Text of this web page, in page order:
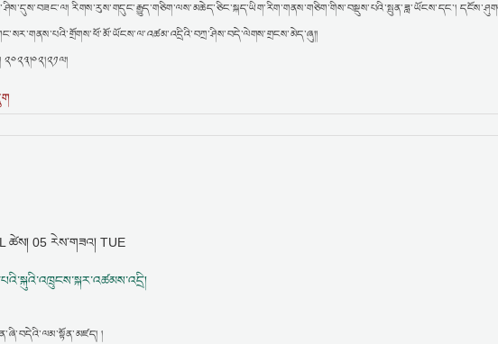
རིགས་རུས་གདུང་རྒྱུད་གཅིག་ལས་མཆེད་ཅིང་སྐད་ཡིག་རིག་གནས་གཅིག་གིས་བསྡུས་པའི་སྤུན་ཟླ་ཡོངས་དང་།
ཚེས། 05 རེས་གཟའ། TUE
།